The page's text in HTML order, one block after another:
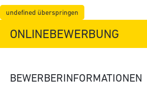
undefined überspringen
ONLINEBEWERBUNG
BEWERBERINFORMATIONEN